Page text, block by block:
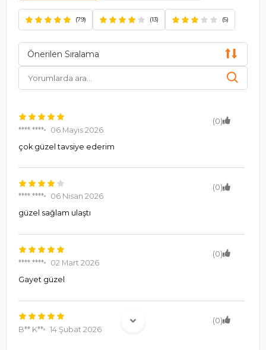
(79) (13) (5)
Önerilen Sıralama
(0)
**** ****
06 Mayıs 2026
çok güzel tavsiye ederim
(0)
**** ****
06 Nisan 2026
güzel sağlam ulaştı
(0)
**** ****
02 Mart 2026
Gayet güzel
(0)
B** K**
14 Şubat 2026